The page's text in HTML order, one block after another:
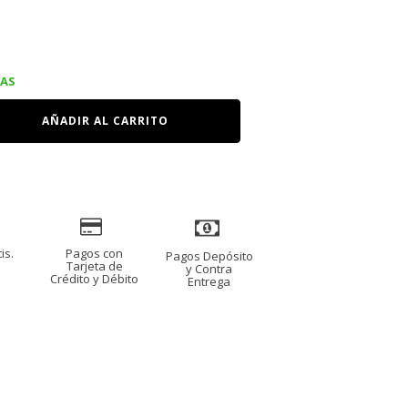
AÑADIR AL CARRITO
Pagos con
Tarjeta de
Crédito y Débito
Pagos Depósito
y Contra
Entrega